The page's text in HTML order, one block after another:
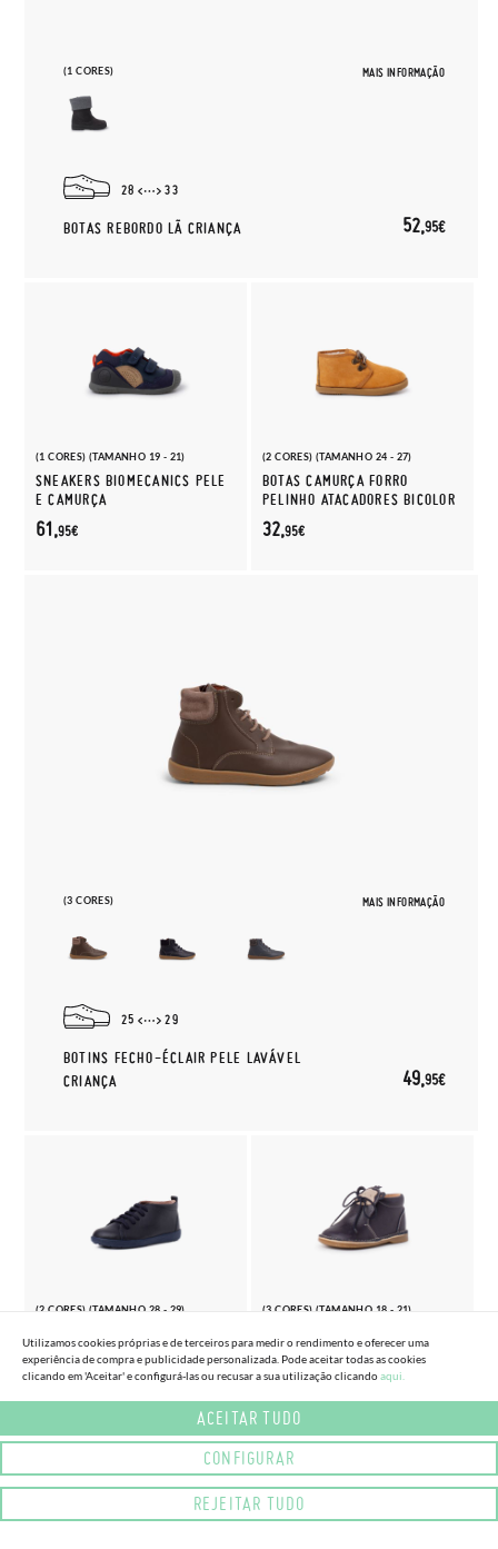
(1 CORES) MAIS INFORMAÇÃO
28 33
BOTAS REBORDO LÃ CRIANÇA 52,95€
(1 CORES) (TAMANHO 19 - 21)
SNEAKERS BIOMECANICS PELE
E CAMURÇA
61,95€
(2 CORES) (TAMANHO 24 - 27)
BOTAS CAMURÇA FORRO
PELINHO ATACADORES BICOLOR
32,95€
(3 CORES) MAIS INFORMAÇÃO
25 29
BOTINS FECHO-ÉCLAIR PELE LAVÁVEL
CRIANÇA
49,95€
(2 CORES) (TAMANHO 28 - 29)
ATACADORES
44,95€
(3 CORES) (TAMANHO 18 - 21)
MACAQUINHO
41,95€
Utilizamos cookies próprias e de terceiros para medir o rendimento e oferecer uma
experiência de compra e publicidade personalizada. Pode aceitar todas as cookies
clicando em 'Aceitar' e configurá-las ou recusar a sua utilização clicandoaqui.
ACEITAR TUDO
CONFIGURAR
REJEITAR TUDO